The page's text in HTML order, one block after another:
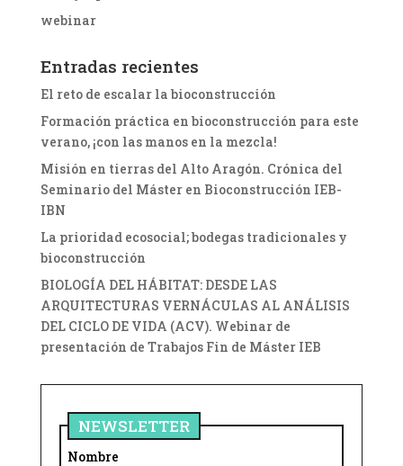
webinar
Entradas recientes
El reto de escalar la bioconstrucción
Formación práctica en bioconstrucción para este
verano, ¡con las manos en la mezcla!
Misión en tierras del Alto Aragón. Crónica del
Seminario del Máster en Bioconstrucción IEB-
IBN
La prioridad ecosocial; bodegas tradicionales y
bioconstrucción
BIOLOGÍA DEL HÁBITAT: DESDE LAS
ARQUITECTURAS VERNÁCULAS AL ANÁLISIS
DEL CICLO DE VIDA (ACV). Webinar de
presentación de Trabajos Fin de Máster IEB
NEWSLETTER
Nombre